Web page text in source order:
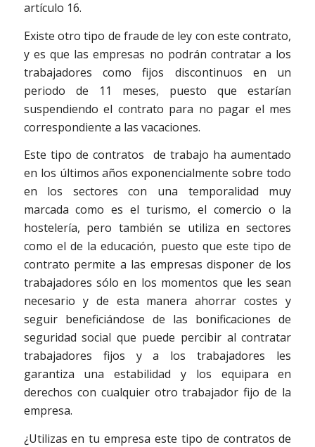
artículo 16.
Existe otro tipo de fraude de ley con este contrato,
y es que las empresas no podrán contratar a los
trabajadores como fijos discontinuos en un
periodo de 11 meses, puesto que estarían
suspendiendo el contrato para no pagar el mes
correspondiente a las vacaciones.
Este tipo de contratos de trabajo ha aumentado
en los últimos años exponencialmente sobre todo
en los sectores con una temporalidad muy
marcada como es el turismo, el comercio o la
hostelería, pero también se utiliza en sectores
como el de la educación, puesto que este tipo de
contrato permite a las empresas disponer de los
trabajadores sólo en los momentos que les sean
necesario y de esta manera ahorrar costes y
seguir beneficiándose de las bonificaciones de
seguridad social que puede percibir al contratar
trabajadores fijos y a los trabajadores les
garantiza una estabilidad y los equipara en
derechos con cualquier otro trabajador fijo de la
empresa.
¿Utilizas en tu empresa este tipo de contratos de